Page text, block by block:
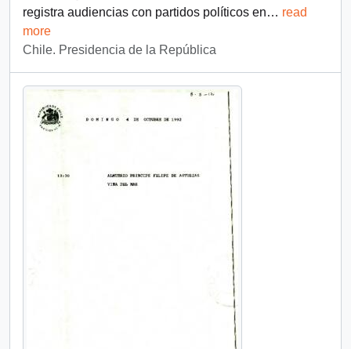
registra audiencias con partidos políticos en… read
more
Chile. Presidencia de la República